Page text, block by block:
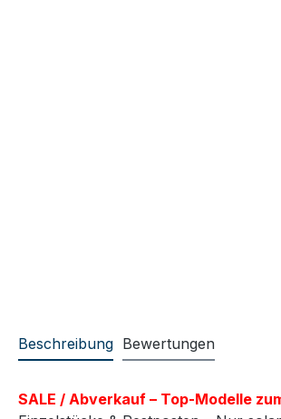
Beschreibung Bewertungen
SALE / Abverkauf – Top-Modelle